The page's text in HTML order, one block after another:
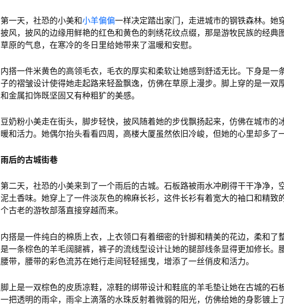
第一天，社恐的小美和小羊偏偏一样决定踏出家门，走进城市的钢铁森林。她
披风，披风的边缘用鲜艳的红色和黄色的刺绣花纹点缀，那是游牧民族的经典
草原的气息，在寒冷的冬日里给她带来了温暖和安慰。
内搭一件米黄色的高领毛衣，毛衣的厚实和柔软让她感到舒适无比。下身是一
子的褶皱设计使得她走起路来轻盈飘逸，仿佛在草原上漫步。脚上穿的是一双
和金属扣饰既坚固又有种粗犷的美感。
豆奶粉小美走在街头，脚步轻快，披风随着她的步伐飘扬起来，仿佛在城市的
暖和活力。她偶尔抬头看看四周，高楼大厦虽然依旧冷峻，但她的心里却多了
雨后的古城街巷
第二天，社恐的小美来到了一个雨后的古城。石板路被雨水冲刷得干干净净，
泥土香味。她穿上了一件淡灰色的棉麻长衫，这件长衫有着宽大的袖口和精致
个古老的游牧部落直接穿越而来。
内搭是一件纯白的棉质上衣，上衣领口有着细密的针脚和精美的花边，柔和了
是一条棕色的羊毛阔腿裤，裤子的流线型设计让她的腿部线条显得更加修长。
腰带，腰带的彩色流苏在她行走间轻轻摇曳，增添了一丝俏皮和活力。
脚上是一双棕色的皮质凉鞋，凉鞋的绑带设计和鞋底的羊毛垫让她在古城的石
一把透明的雨伞，雨伞上滴落的水珠反射着微弱的阳光，仿佛给她的身影镀上